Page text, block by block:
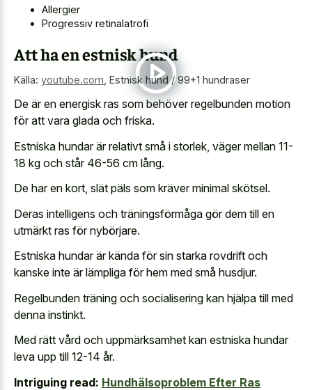
Allergier
Progressiv retinalatrofi
Att ha en estnisk hund
Källa: youtube.com Estnisk hund / 99+1 hundraser
De är en energisk ras som behöver regelbunden motion
för att vara glada och friska.
Estniska hundar är relativt små i storlek, väger mellan 11-
18 kg och står 46-56 cm lång.
De har en kort, slät päls som kräver minimal skötsel.
Deras intelligens och träningsförmåga gör dem till en
utmärkt ras för nybörjare.
Estniska hundar är kända för sin starka rovdrift och
kanske inte är lämpliga för hem med små husdjur.
Regelbunden träning och socialisering kan hjälpa till med
denna instinkt.
Med rätt vård och uppmärksamhet kan estniska hundar
leva upp till 12-14 år.
Intriguing read: Hundhälsoproblem Efter Ras